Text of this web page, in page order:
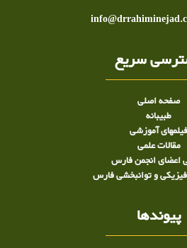
سریع
صفحه اصلی
طبيبانه
فیلمهای آموزشی
مقالات علمی
اعضای انجمن فارس
و توانبخشی فارس
پیوندها